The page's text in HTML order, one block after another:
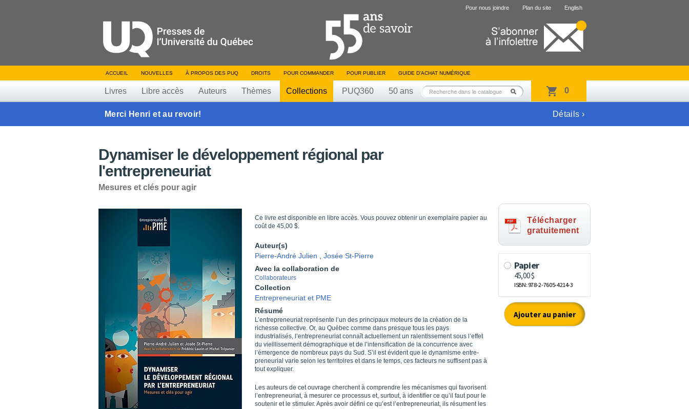
Pour nous joindre Plan du site English
ACCUEIL NOUVELLES À PROPOS DES PUQ DROITS POUR COMMANDER POUR PUBLIER GUIDE D’ACHAT NUMÉRIQUE
Livres Libre accès Auteurs Thèmes Collections PUQ360 50 ans 0
Merci Henri et au revoir! Détails ›
Dynamiser le développement régional par
l'entrepreneuriat
Mesures et clés pour agir
Ce livre est disponible en libre accès. Vous pouvez obtenir un exemplaire papier au
coût de 45,00 $.
Auteur(s)
Pierre-André Julien
Josée St-Pierre
Avec la collaboration de
Collaborateurs
Collection
Entrepreneuriat et PME
Résumé
L’entrepreneuriat représente l’un des principaux moteurs de la création de la
richesse collective. Or, au Québec comme dans presque tous les pays
industrialisés, l’entrepreneuriat connaît actuellement un ralentissement sous l’effet
du vieillissement démographique et de l’intensification de la concurrence avec
l’émergence de nombreux pays du Sud. S’il est évident que le dynamisme entre-
preneurial varie selon les territoires et dans le temps, ces facteurs ne suffisent pas à
tout expliquer.
Les auteurs de cet ouvrage cherchent à comprendre les mécanismes qui favorisent
l’entrepreneuriat, à mesurer ce processus et, surtout, à identifier ce qu’il faut pour le
soutenir et le stimuler. Après avoir défini ce qu’est l’entrepreneuriat, ils résument les
Télécharger
gratuitement